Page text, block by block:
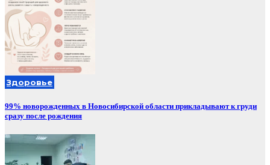
Здоровье
99% новорожденных в Новосибирской области прикладывают к груди
сразу после рождения